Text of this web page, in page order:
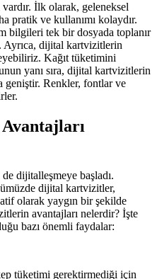
İlk olarak, geleneksel
pratik ve kullanımı kolaydır.
bilgileri tek bir dosyada toplanır
Ayrıca, dijital kartvizitlerin
Kağıt tüketimini
yanı sıra, dijital kartvizitlerin
geniştir. Renkler, fontlar ve
dijitalleşmeye başladı.
dijital kartvizitler,
olarak yaygın bir şekilde
avantajları nelerdir? İşte
bazı önemli faydalar:
tüketimi gerektirmediği için